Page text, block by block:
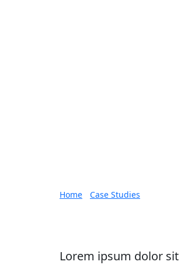
Home Case Studies
Lorem ipsum dolor